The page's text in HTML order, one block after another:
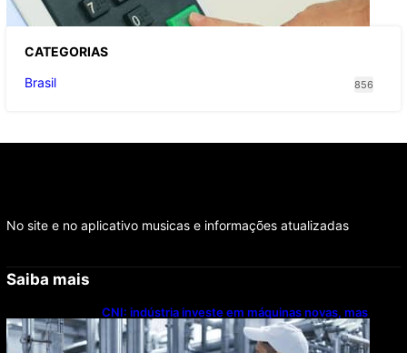
CATEGORIAS
Brasil
856
No site e no aplicativo musicas e informações atualizadas
Saiba mais
CNI: indústria investe em máquinas novas, mas
modernização tecnológica avança lentamente